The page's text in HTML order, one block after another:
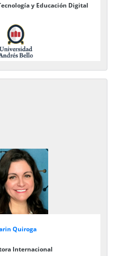
y Educación Digital
Quiroga
Internacional